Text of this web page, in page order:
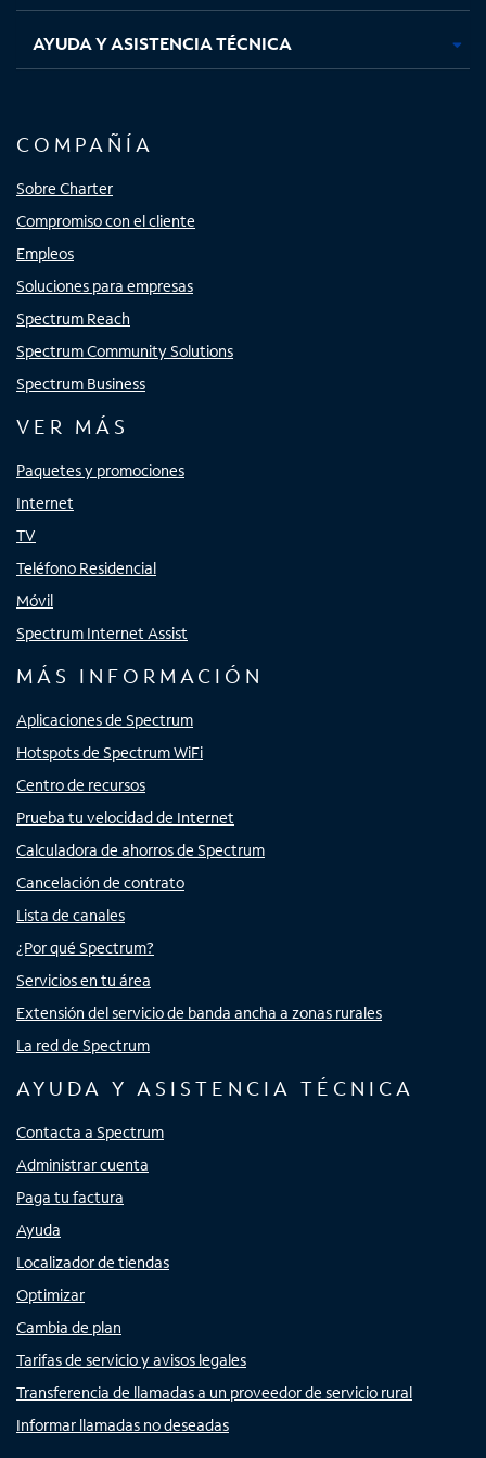
AYUDA Y ASISTENCIA TÉCNICA
COMPAÑÍA
Sobre Charter
Compromiso con el cliente
Empleos
Soluciones para empresas
Spectrum Reach
Spectrum Community Solutions
Spectrum Business
VER MÁS
Paquetes y promociones
Internet
TV
Teléfono Residencial
Móvil
Spectrum Internet Assist
MÁS INFORMACIÓN
Aplicaciones de Spectrum
Hotspots de Spectrum WiFi
Centro de recursos
Prueba tu velocidad de Internet
Calculadora de ahorros de Spectrum
Cancelación de contrato
Lista de canales
¿Por qué Spectrum?
Servicios en tu área
Extensión del servicio de banda ancha a zonas rurales
La red de Spectrum
AYUDA Y ASISTENCIA TÉCNICA
Contacta a Spectrum
Administrar cuenta
Paga tu factura
Ayuda
Localizador de tiendas
Optimizar
Cambia de plan
Tarifas de servicio y avisos legales
Transferencia de llamadas a un proveedor de servicio rural
Informar llamadas no deseadas